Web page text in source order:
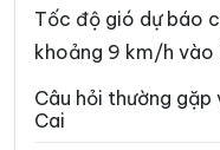
Xã Liên Sơn
Xã Mậu A
Tốc độ gió dự báo
khoảng 9 km/h vào
Câu hỏi thường
Cai